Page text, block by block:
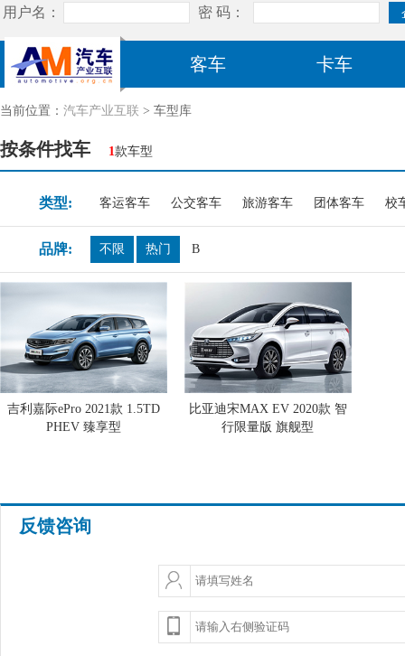
客车 卡车
当前位置： 汽车产业互联 > 车型库
按条件找车 1款车型
类型: 客运客车 公交客车 旅游客车 团体客车 校
品牌: 不限 热门 B
吉利嘉际ePro 2021款 1.5TD
PHEV 臻享型
比亚迪宋MAX EV 2020款 智
行限量版 旗舰型
反馈咨询